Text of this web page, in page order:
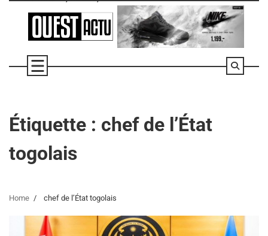
Étiquette : chef de l’État
togolais
Home chef de l’État togolais